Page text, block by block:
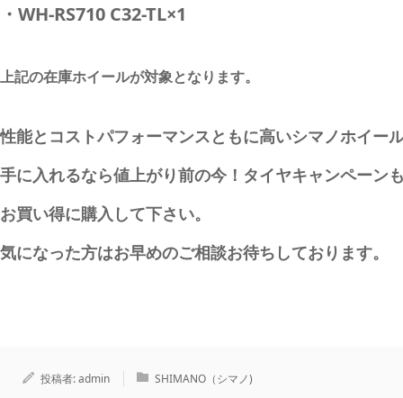
・WH-RS710 C32-TL×1
上記の在庫ホイールが対象となります。
性能とコストパフォーマンスともに高いシマノホイー
手に入れるなら値上がり前の今！タイヤキャンペーン
お買い得に購入して下さい。
気になった方はお早めのご相談お待ちしております。
投稿者:admin SHIMANO（シマノ)